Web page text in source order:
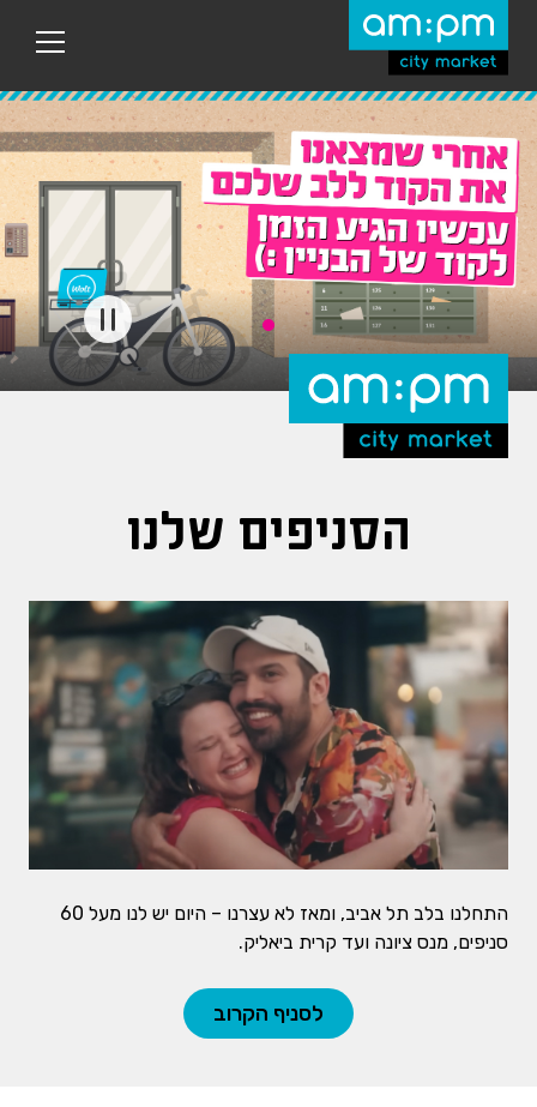
לתוכן
הראשי
התחלנו בלב תל אביב, ומאז לא עצרנו – היום יש לנו מעל 60
סניפים, מנס ציונה ועד קרית ביאליק.
לסניף הקרוב
הסניפים שלנו